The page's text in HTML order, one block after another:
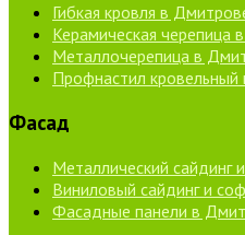
Гибкая кровля в
Керамическая черепица
Металлочерепица в
Профнастил
Фасад
Металлический
Виниловый сайдинг и
Фасадные панели в